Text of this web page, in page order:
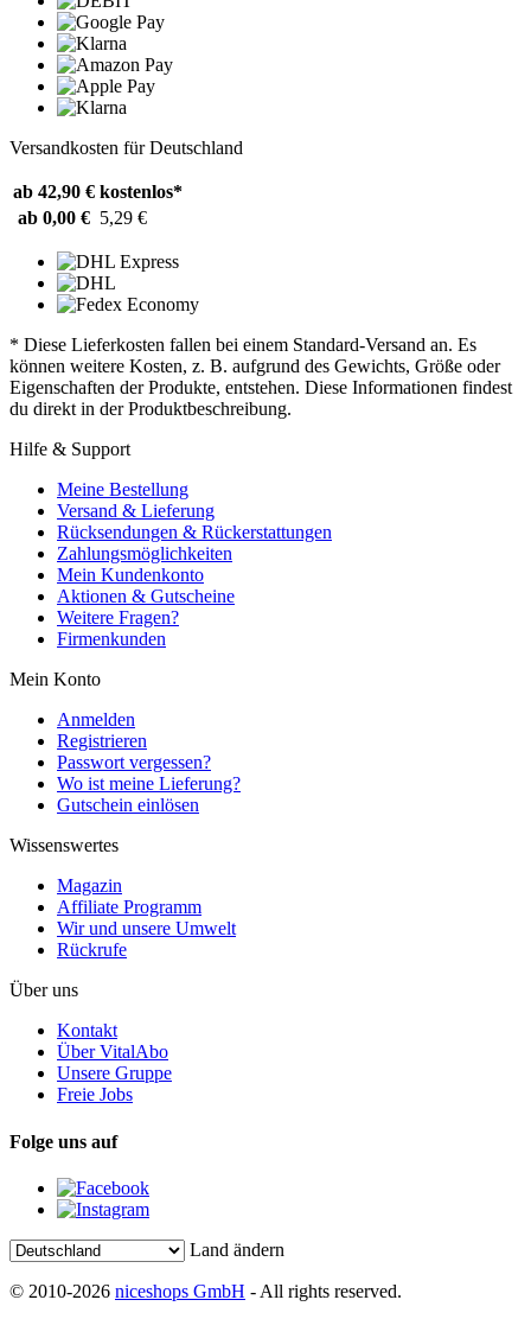
Versandkosten für Deutschland
ab 42,90 € kostenlos*
ab 0,00 € 5,29 €
* Diese Lieferkosten fallen bei einem Standard-Versand an. Es
können weitere Kosten, z. B. aufgrund des Gewichts, Größe oder
Eigenschaften der Produkte, entstehen. Diese Informationen findest
du direkt in der Produktbeschreibung.
Hilfe & Support
Meine Bestellung
Versand & Lieferung
Rücksendungen & Rückerstattungen
Zahlungsmöglichkeiten
Mein Kundenkonto
Aktionen & Gutscheine
Weitere Fragen?
Firmenkunden
Mein Konto
Anmelden
Registrieren
Passwort vergessen?
Wo ist meine Lieferung?
Gutschein einlösen
Wissenswertes
Magazin
Affiliate Programm
Wir und unsere Umwelt
Rückrufe
Über uns
Kontakt
Über VitalAbo
Unsere Gruppe
Freie Jobs
Folge uns auf
Land ändern
© 2010-2026 niceshops GmbH - All rights reserved.